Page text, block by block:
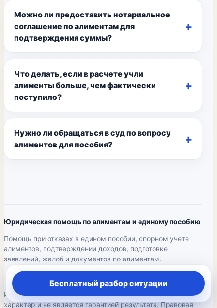
Можно ли предоставить нотариальное
соглашение по алиментам для
подтверждения суммы?
Что делать, если в расчете учли
алименты больше, чем фактически
поступило?
Нужно ли обращаться в суд по вопросу
алиментов для пособия?
Юридическая помощь по алиментам и единому пособию
Помощь при отказах в едином пособии, спорном учете
алиментов, подтверждении доходов, подготовке
заявлений, жалоб и документов по алиментам.
Информация на странице носит общий справочный
характер и не является гарантией результата. Правовая
Бесплатный разбор ситуации